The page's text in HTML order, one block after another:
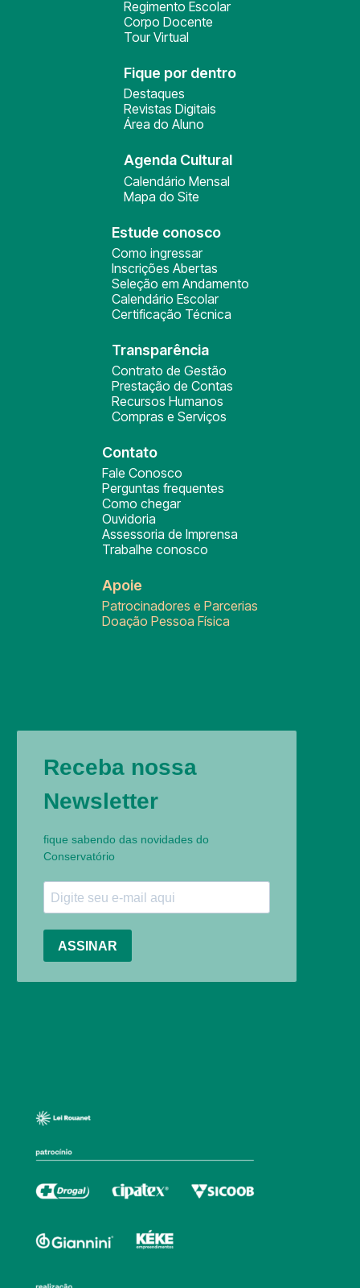
Regimento Escolar
Corpo Docente
Tour Virtual
Fique por dentro
Destaques
Revistas Digitais
Área do Aluno
Agenda Cultural
Calendário Mensal
Mapa do Site
Estude conosco
Como ingressar
Inscrições Abertas
Seleção em Andamento
Calendário Escolar
Certificação Técnica
Transparência
Contrato de Gestão
Prestação de Contas
Recursos Humanos
Compras e Serviços
Contato
Fale Conosco
Perguntas frequentes
Como chegar
Ouvidoria
Assessoria de Imprensa
Trabalhe conosco
Apoie
Patrocinadores e Parcerias
Doação Pessoa Física